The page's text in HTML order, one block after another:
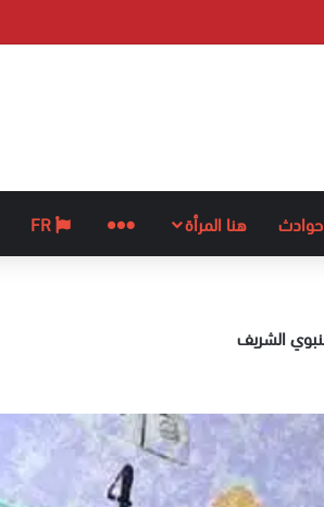
حوادث هنا المرأة المزيد